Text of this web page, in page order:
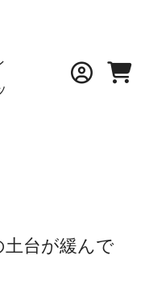
台が緩んで